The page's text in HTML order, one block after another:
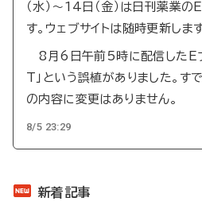
（水）～14日（金）は日刊薬業
す。ウェブサイトは随時更新します
8月6日午前5時に配信したE
T」という誤植がありました。す
の内容に変更はありません。
8/5 23:29
新着記事